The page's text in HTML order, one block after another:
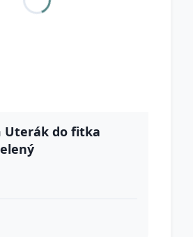
Uterák do fitka